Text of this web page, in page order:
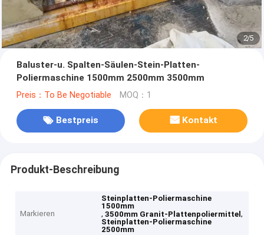
2/5
Baluster-u. Spalten-Säulen-Stein-Platten-
Poliermaschine 1500mm 2500mm 3500mm
Preis：To Be Negotiable MOQ：1
Bestpreis Kontakt
Produkt-Beschreibung
Markieren
Steinplatten-Poliermaschine
1500mm
,3500mm Granit-Plattenpoliermittel,
Steinplatten-Poliermaschine
2500mm